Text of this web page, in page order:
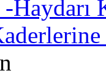
Haydarı